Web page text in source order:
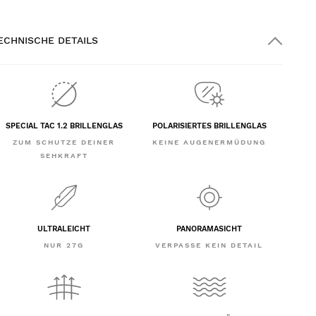
DETAILS
SPECIAL TAC 1.2 BRILLENGLAS
ZUM SCHUTZE DEINER
SEHKRAFT
POLARISIERTES BRILLENGLAS
KEINE AUGENERMÜDUNG
ULTRALEICHT
NUR 27G
PANORAMASICHT
VERPASSE KEIN DETAIL